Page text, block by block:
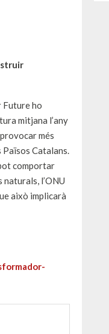
Future ho
mitjana l’any
més
Països Catalans.
comportar
naturals, l’ONU
això implicarà